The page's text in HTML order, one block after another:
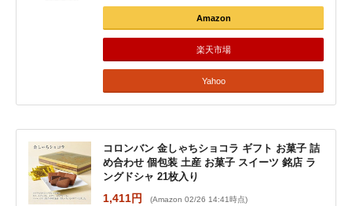
Amazon
楽天市場
Yahoo
コロンバン 金しゃちショコラ ギフト お菓子 詰
め合わせ 個包装 土産 お菓子 スイーツ 銘店 ラ
ングドシャ 21枚入り
1,411円 (Amazon 02/26 14:41時点)